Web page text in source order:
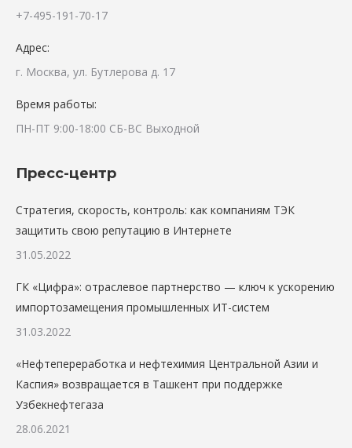
+7-495-191-70-17
Адрес:
г. Москва, ул. Бутлерова д. 17
Время работы:
ПН-ПТ 9:00-18:00 СБ-ВС Выходной
Пресс-центр
Стратегия, скорость, контроль: как компаниям ТЭК
защитить свою репутацию в Интернете
31.05.2022
ГК «Цифра»: отраслевое партнерство — ключ к ускорению
импортозамещения промышленных ИТ-систем
31.03.2022
«Нефтепереработка и нефтехимия Центральной Азии и
Каспия» возвращается в Ташкент при поддержке
Узбекнефтегаза
28.06.2021